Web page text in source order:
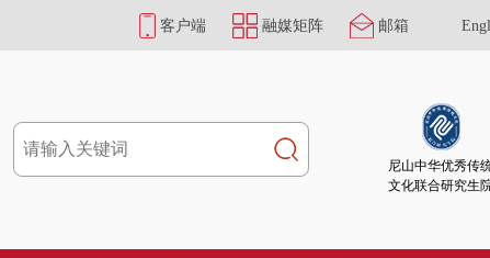
客户端 融媒矩阵 邮箱
尼山中华优秀传
文化联合研究生